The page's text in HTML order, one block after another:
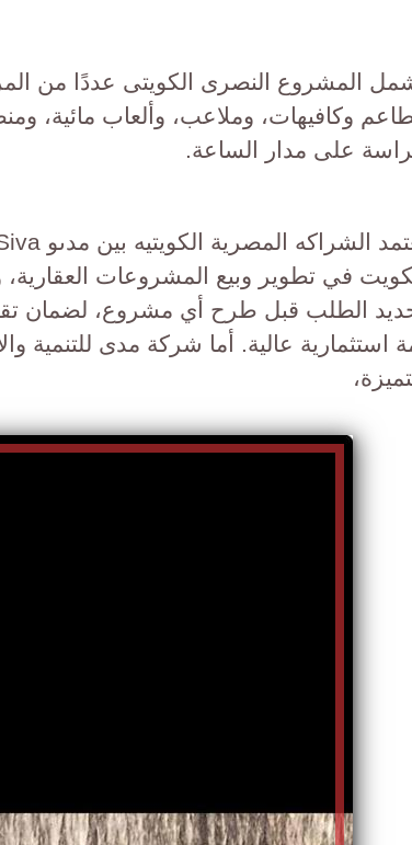
المشروع النصرى الكويتى عددًا من
وكافيهات، وملاعب، وألعاب مائية،
على مدار الساعة.
في تطوير وبيع المشروعات
الطلب قبل طرح أي مشروع، لضمان
استثمارية عالية. أما شركة مدى للتنمية